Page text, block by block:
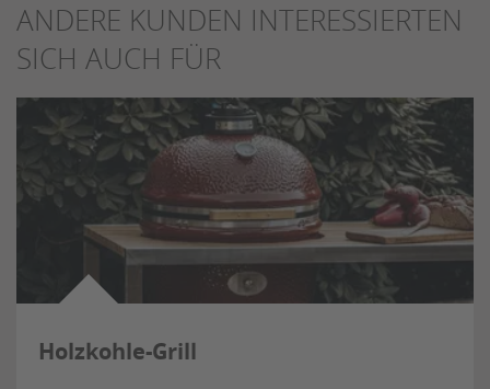
ANDERE KUNDEN INTERESSIERTEN
SICH AUCH FÜR
Holzkohle-Grill